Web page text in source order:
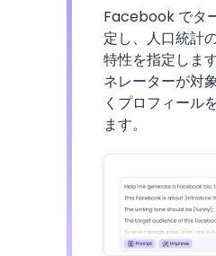
Facebook でタ
定し、人口統計
特性を指定しま
ネレーターが対
くプロフィール
ます。